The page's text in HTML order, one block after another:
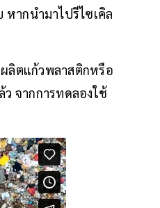
ากนำมาไปรีไซเคิล
ผลิตแก้วพลาสติกหรือ
จากการทดลองใช้